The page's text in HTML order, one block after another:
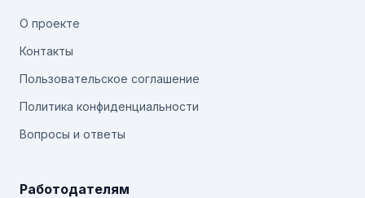
О проекте
Контакты
Пользовательское соглашение
Политика конфиденциальности
Вопросы и ответы
Работодателям